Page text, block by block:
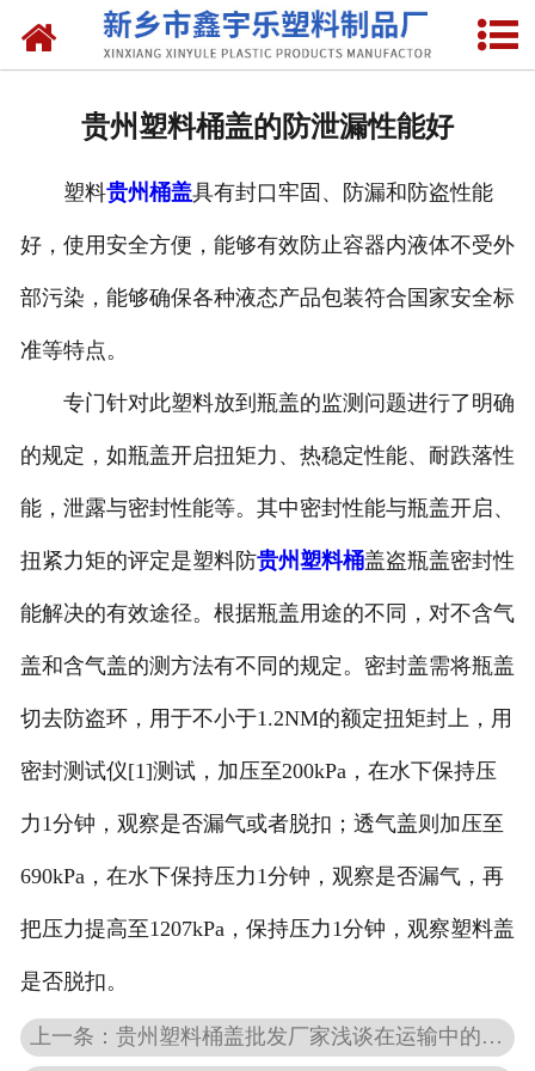
网站首页
贵州塑料桶盖的防泄漏性能好
塑料贵州桶盖具有封口牢固、防漏和防盗性能
好，使用安全方便，能够有效防止容器内液体不受外
部污染，能够确保各种液态产品包装符合国家安全标
准等特点。
专门针对此塑料放到瓶盖的监测问题进行了明确
的规定，如瓶盖开启扭矩力、热稳定性能、耐跌落性
能，泄露与密封性能等。其中密封性能与瓶盖开启、
扭紧力矩的评定是塑料防贵州塑料桶盖盗瓶盖密封性
能解决的有效途径。根据瓶盖用途的不同，对不含气
盖和含气盖的测方法有不同的规定。密封盖需将瓶盖
切去防盗环，用于不小于1.2NM的额定扭矩封上，用
密封测试仪[1]测试，加压至200kPa，在水下保持压
力1分钟，观察是否漏气或者脱扣；透气盖则加压至
690kPa，在水下保持压力1分钟，观察是否漏气，再
把压力提高至1207kPa，保持压力1分钟，观察塑料盖
是否脱扣。
上一条：贵州塑料桶盖批发厂家浅谈在运输中的应用情况